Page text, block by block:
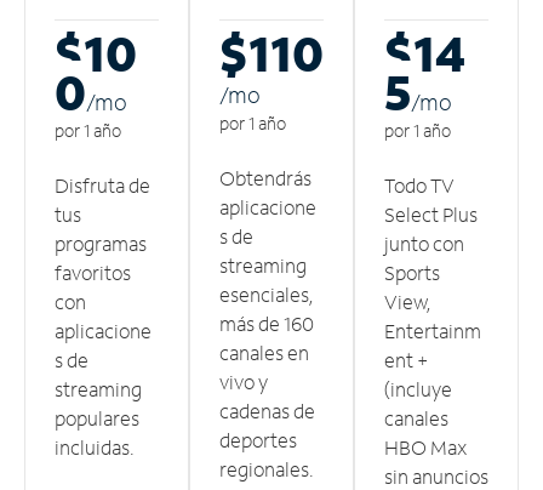
$10
0/mo
por 1 año
Disfruta de
tus
programas
favoritos
con
aplicacione
s de
streaming
populares
incluidas.
$110
/mo
por 1 año
Obtendrás
aplicacione
s de
streaming
esenciales,
más de 160
canales en
vivo y
cadenas de
deportes
regionales.
$14
5/mo
por 1 año
Todo TV
Select Plus
junto con
Sports
View,
Entertainm
ent +
(incluye
canales
HBO Max
sin anuncios